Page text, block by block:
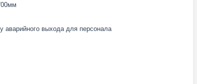
аварийного выхода для персонала